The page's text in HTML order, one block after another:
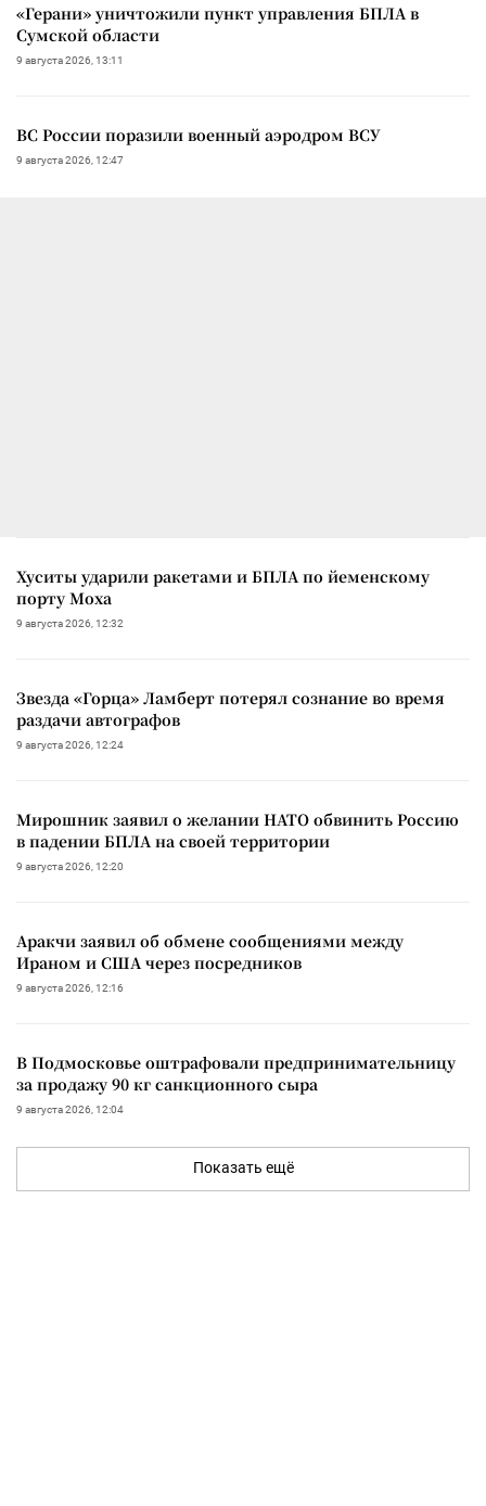
«Герани» уничтожили пункт управления БПЛА в
Сумской области
9 августа 2026, 13:11
ВС России поразили военный аэродром ВСУ
9 августа 2026, 12:47
Хуситы ударили ракетами и БПЛА по йеменскому
порту Моха
9 августа 2026, 12:32
Звезда «Горца» Ламберт потерял сознание во время
раздачи автографов
9 августа 2026, 12:24
Мирошник заявил о желании НАТО обвинить Россию
в падении БПЛА на своей территории
9 августа 2026, 12:20
Аракчи заявил об обмене сообщениями между
Ираном и США через посредников
9 августа 2026, 12:16
В Подмосковье оштрафовали предпринимательницу
за продажу 90 кг санкционного сыра
9 августа 2026, 12:04
Показать ещё